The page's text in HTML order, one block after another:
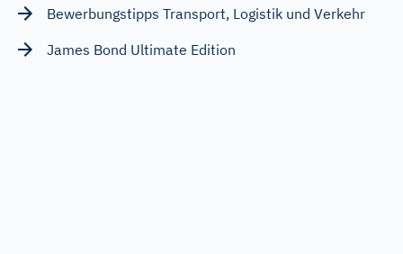
Bewerbungstipps Transport, Logistik und Verkehr
James Bond Ultimate Edition